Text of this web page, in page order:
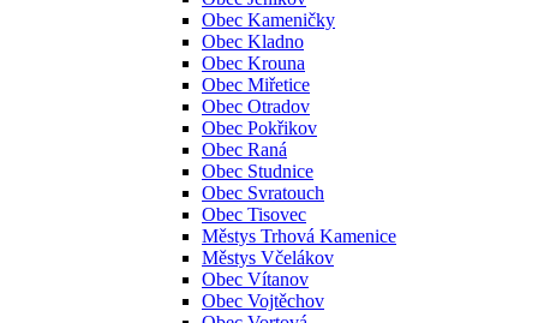
Obec Kameničky
Obec Kladno
Obec Krouna
Obec Miřetice
Obec Otradov
Obec Pokřikov
Obec Raná
Obec Studnice
Obec Svratouch
Obec Tisovec
Městys Trhová Kamenice
Městys Včelákov
Obec Vítanov
Obec Vojtěchov